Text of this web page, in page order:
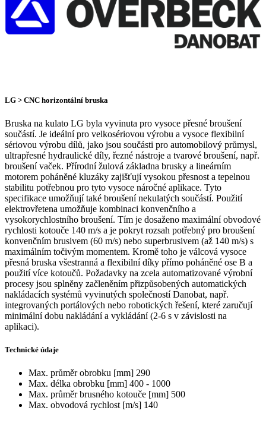
LG > CNC horizontální bruska
Bruska na kulato LG byla vyvinuta pro vysoce přesné broušení
součástí. Je ideální pro velkosériovou výrobu a vysoce flexibilní
sériovou výrobu dílů, jako jsou součásti pro automobilový průmysl,
ultrapřesné hydraulické díly, řezné nástroje a tvarové broušení, např.
broušení vaček. Přírodní žulová základna brusky a lineárním
motorem poháněné kluzáky zajišťují vysokou přesnost a tepelnou
stabilitu potřebnou pro tyto vysoce náročné aplikace. Tyto
specifikace umožňují také broušení nekulatých součástí. Použití
elektrovřetena umožňuje kombinaci konvenčního a
vysokorychlostního broušení. Tím je dosaženo maximální obvodové
rychlosti kotouče 140 m/s a je pokryt rozsah potřebný pro broušení
konvenčním brusivem (60 m/s) nebo superbrusivem (až 140 m/s) s
maximálním točivým momentem. Kromě toho je válcová vysoce
přesná bruska všestranná a flexibilní díky přímo poháněné ose B a
použití více kotoučů. Požadavky na zcela automatizované výrobní
procesy jsou splněny začleněním přizpůsobených automatických
nakládacích systémů vyvinutých společností Danobat, např.
integrovaných portálových nebo robotických řešení, které zaručují
minimální dobu nakládání a vykládání (2-6 s v závislosti na
aplikaci).
Technické údaje
Max. průměr obrobku [mm] 290
Max. délka obrobku [mm] 400 - 1000
Max. průměr brusného kotouče [mm] 500
Max. obvodová rychlost [m/s] 140